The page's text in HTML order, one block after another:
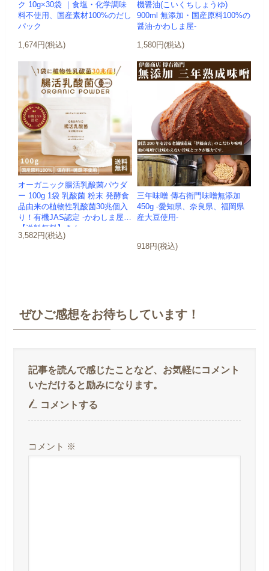
ク 10g×30袋 ｜食塩・化学調味
料不使用、国産素材100%のだし
パック
1,674円(税込)
機醤油(こいくちしょうゆ)
900ml 無添加・国産原料100%の
醤油-かわしま屋-
1,580円(税込)
オーガニック腸活乳酸菌パウダ
ー 100g 1袋 乳酸菌 粉末 発酵食
品由来の植物性乳酸菌30兆個入
り！有機JAS認定 -かわしま屋-
【送料無料】 *メ...
3,582円(税込)
三年味噌 傳右衛門味噌無添加
450g -愛知県、奈良県、福岡県
産大豆使用-
918円(税込)
ぜひご感想をお待ちしています！
コメントする
コメント ※